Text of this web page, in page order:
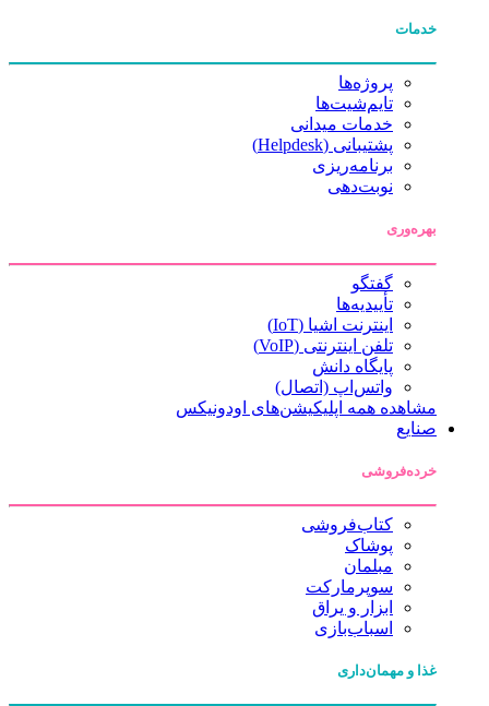
خدمات
پروژه‌ها
تایم‌شیت‌ها
خدمات میدانی
پشتیبانی (Helpdesk)
برنامه‌ریزی
نوبت‌دهی
بهره‌وری
گفتگو
تأییدیه‌ها
اینترنت اشیا (IoT)
تلفن اینترنتی (VoIP)
پایگاه دانش
واتس‌اپ (اتصال)
مشاهده همه اپلیکیشن‌های اودونیکس
صنایع
خرده‌فروشی
کتاب‌فروشی
پوشاک
مبلمان
سوپرمارکت
ابزار و یراق
اسباب‌بازی
غذا و مهمان‌داری